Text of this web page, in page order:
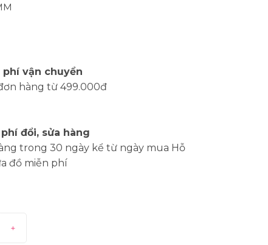
phí vận chuyển
hàng từ 499.000đ
đổi, sửa hàng
trong 30 ngày kể từ ngày mua Hỗ
đồ miễn phí
+